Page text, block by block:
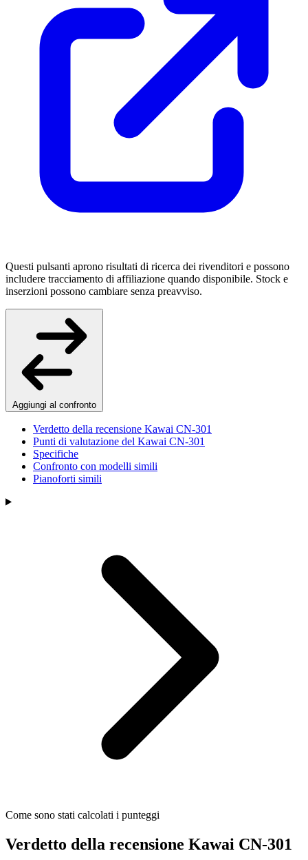
Questi pulsanti aprono risultati di ricerca dei rivenditori e possono
includere tracciamento di affiliazione quando disponibile. Stock e
inserzioni possono cambiare senza preavviso.
Aggiungi al confronto
Verdetto della recensione Kawai CN-301
Punti di valutazione del Kawai CN-301
Specifiche
Confronto con modelli simili
Pianoforti simili
Come sono stati calcolati i punteggi
Verdetto della recensione Kawai CN-301